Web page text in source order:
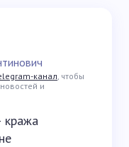
канал, чтобы
и
кража